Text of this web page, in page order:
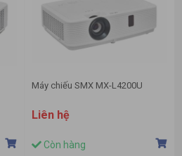
Máy chiếu SMX MX-L4200U
Liên hệ
Còn hàng